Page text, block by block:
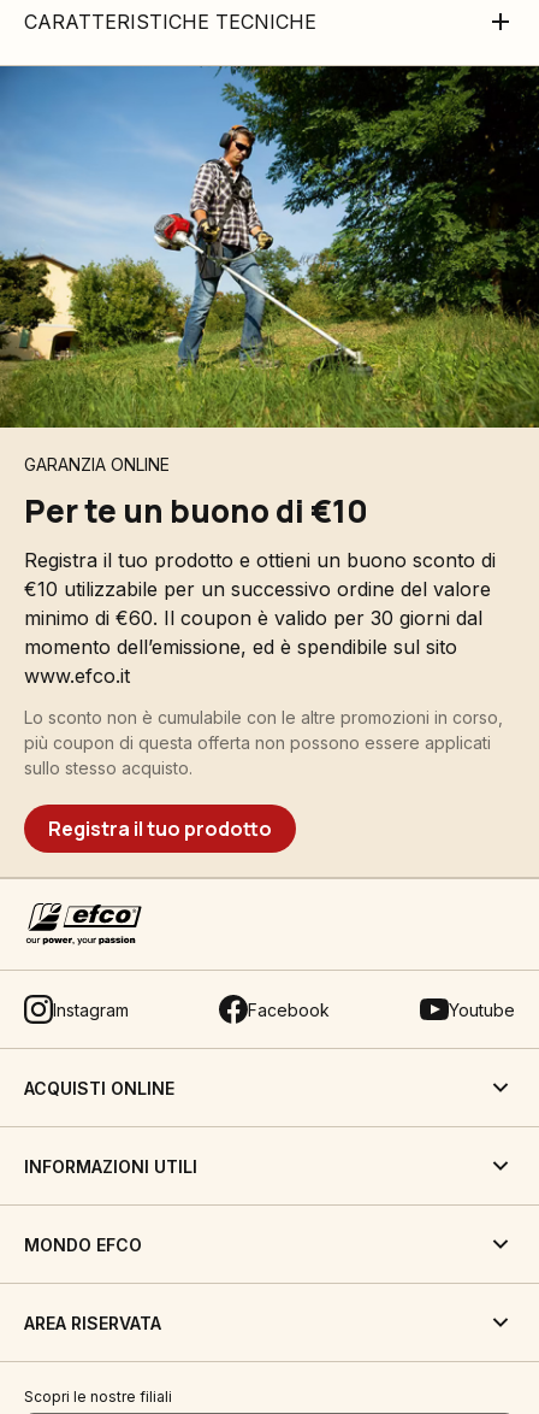
CARATTERISTICHE TECNICHE
GARANZIA ONLINE
Per te un buono di €10
Registra il tuo prodotto e ottieni un buono sconto di
€10 utilizzabile per un successivo ordine del valore
minimo di €60. Il coupon è valido per 30 giorni dal
momento dell’emissione, ed è spendibile sul sito
www.efco.it
Lo sconto non è cumulabile con le altre promozioni in corso,
più coupon di questa offerta non possono essere applicati
sullo stesso acquisto.
Registra il tuo prodotto
Instagram Facebook Youtube
ACQUISTI ONLINE
INFORMAZIONI UTILI
MONDO EFCO
AREA RISERVATA
Scopri le nostre filiali